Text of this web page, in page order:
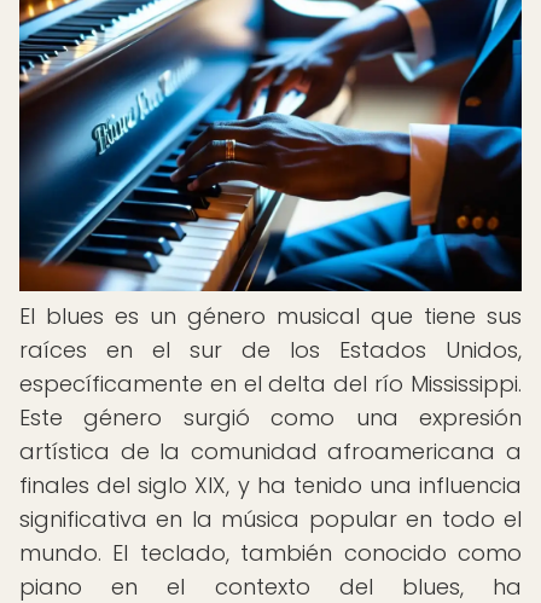
El blues es un género musical que tiene sus
raíces en el sur de los Estados Unidos,
específicamente en el delta del río Mississippi.
Este género surgió como una expresión
artística de la comunidad afroamericana a
finales del siglo XIX, y ha tenido una influencia
significativa en la música popular en todo el
mundo. El teclado, también conocido como
piano en el contexto del blues, ha